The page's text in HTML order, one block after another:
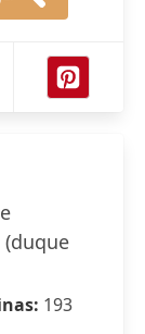
(duque
193